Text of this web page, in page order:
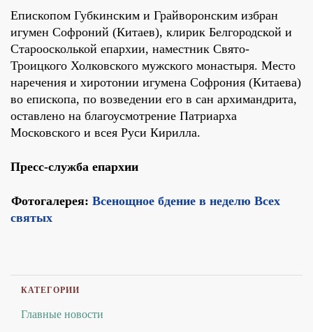
Епископом Губкинским и Грайворонским избран
игумен Софроний (Китаев), клирик Белгородской и
Староосколькой епархии, наместник Свято-
Троицкого Холковского мужского монастыря. Место
наречения и хиротонии игумена Софрония (Китаева)
во епископа, по возведении его в сан архимандрита,
оставлено на благоусмотрение Патриарха
Московского и всея Руси Кирилла.
Пресс-служба епархии
Фотогалерея: Всенощное бдение в неделю Всех
святых
КАТЕГОРИИ
Главные новости